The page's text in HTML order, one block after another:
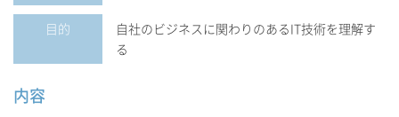
目的
自社のビジネスに関わりのあるIT技術を理解す
る
内容